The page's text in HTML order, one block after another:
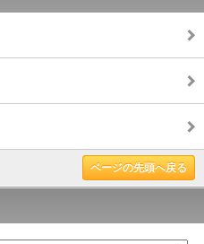
ページの先頭へ戻る